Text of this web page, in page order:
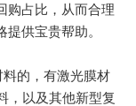
购占比，从而合理
供宝贵帮助。
的，有激光膜材
，以及其他新型复